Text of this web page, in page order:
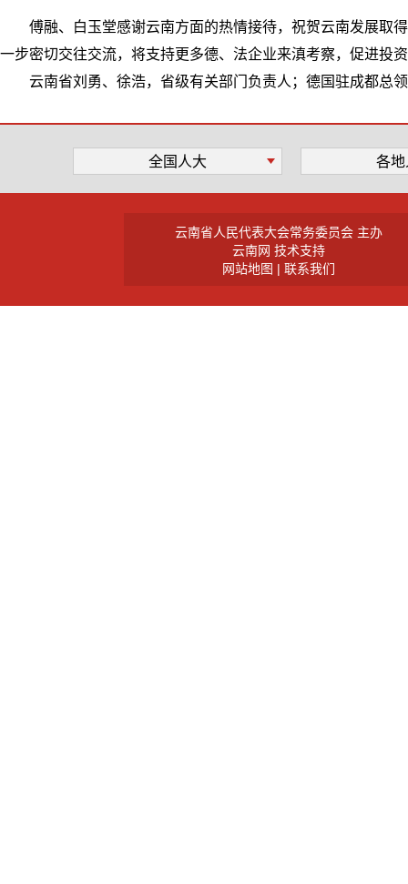
傅融、白玉堂感谢云南方面的热情接待，祝贺云南发展取
一步密切交往交流，将支持更多德、法企业来滇考察，促进投
云南省刘勇、徐浩，省级有关部门负责人；德国驻成都总
全国人大 各
云南省人民代表大会常务委员会 主办
云南网 技术支持
网站地图 | 联系我们